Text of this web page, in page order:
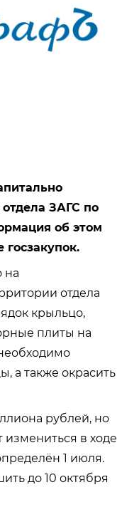
ЗАГС по
об этом
госзакупок.
на
отдела
крыльцо,
плиты на
а также окрасить
рублей, но
в ходе
1 июля.
до 10 октября